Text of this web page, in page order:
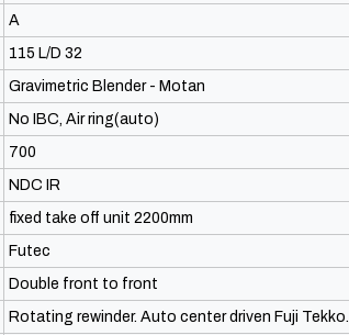
A
115 L/D 32
Gravimetric Blender - Motan
No IBC, Air ring(auto)
700
NDC IR
fixed take off unit 2200mm
Futec
Double front to front
Rotating rewinder. Auto center driven Fuji Tekko.